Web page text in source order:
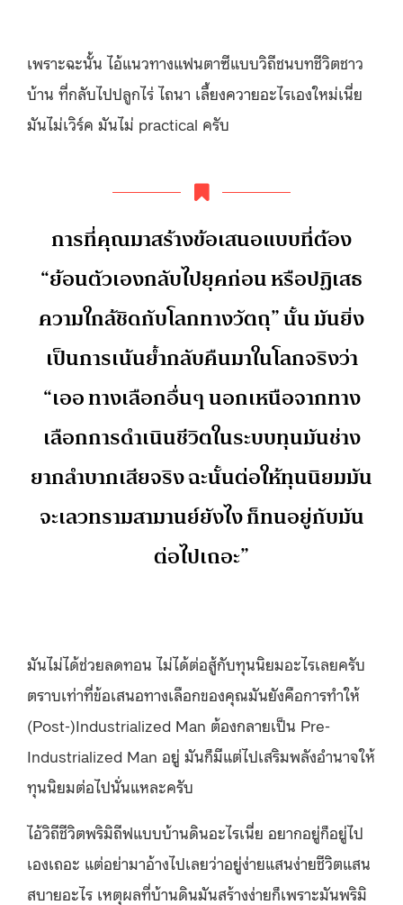
เพราะฉะนั้น ไอ้แนวทางแฟนตาซีแบบวิถีชนบทชีวิตชาว
บ้าน ที่กลับไปปลูกไร่ ไถนา เลี้ยงควายอะไรเองใหม่เนี่ย
มันไม่เวิร์ค มันไม่ practical ครับ
การที่คุณมาสร้างข้อเสนอแบบที่ต้อง
“ย้อนตัวเองกลับไปยุคก่อน หรือปฏิเสธ
ความใกล้ชิดกับโลกทางวัตถุ” นั้น มันยิ่ง
เป็นการเน้นย้ำกลับคืนมาในโลกจริงว่า
“เออ ทางเลือกอื่นๆ นอกเหนือจากทาง
เลือกการดำเนินชีวิตในระบบทุนมันช่าง
ยากลำบากเสียจริง ฉะนั้นต่อให้ทุนนิยมมัน
จะเลวทรามสามานย์ยังไง ก็ทนอยู่กับมัน
ต่อไปเถอะ”
มันไม่ได้ช่วยลดทอน ไม่ได้ต่อสู้กับทุนนิยมอะไรเลยครับ
ตราบเท่าที่ข้อเสนอทางเลือกของคุณมันยังคือการทำให้
(Post-)Industrialized Man ต้องกลายเป็น Pre-
Industrialized Man อยู่ มันก็มีแต่ไปเสริมพลังอำนาจให้
ทุนนิยมต่อไปนั่นแหละครับ
ไอ้วิถีชีวิตพริมิถีฟแบบบ้านดินอะไรเนี่ย อยากอยู่ก็อยู่ไป
เองเถอะ แต่อย่ามาอ้างไปเลยว่าอยู่ง่ายแสนง่ายชีวิตแสน
สบายอะไร เหตุผลที่บ้านดินมันสร้างง่ายก็เพราะมันพริมิ